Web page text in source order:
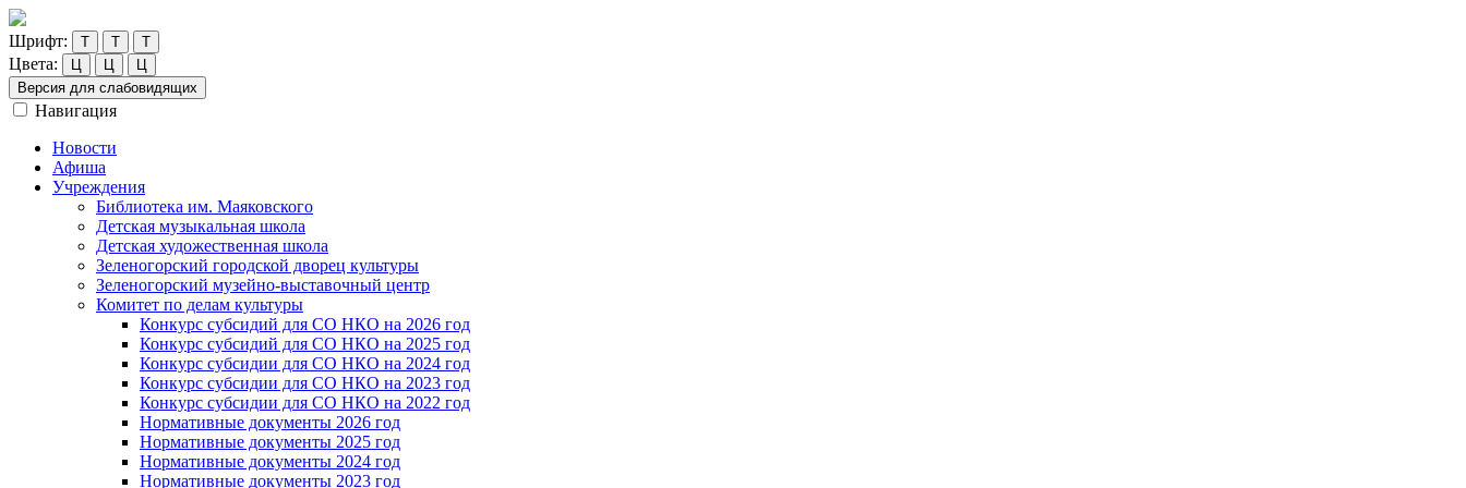
Шрифт: Т Т Т
Цвета: Ц Ц
Ц
Версия для слабовидящих
Навигация
Новости
Афиша
Учреждения
Библиотека им. Маяковского
Детская музыкальная школа
Детская художественная школа
Зеленогорский городской дворец культуры
Зеленогорский музейно-выставочный центр
Комитет по делам культуры
Конкурс субсидий для СО НКО на 2026 год
Конкурс субсидий для СО НКО на 2025 год
Конкурс субсидии для СО НКО на 2024 год
Конкурс субсидии для СО НКО на 2023 год
Конкурс субсидии для СО НКО на 2022 год
Нормативные документы 2026 год
Нормативные документы 2025 год
Нормативные документы 2024 год
Нормативные документы 2023 год